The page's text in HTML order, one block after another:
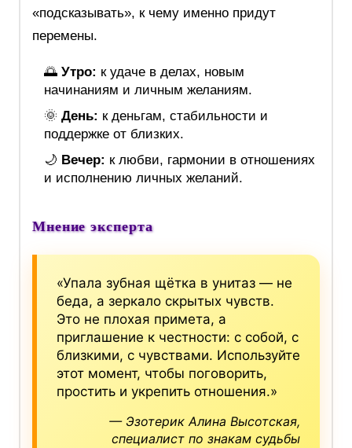
«подсказывать», к чему именно придут
перемены.
🌅 Утро: к удаче в делах, новым
начинаниям и личным желаниям.
🌞 День: к деньгам, стабильности и
поддержке от близких.
🌙 Вечер: к любви, гармонии в отношениях
и исполнению личных желаний.
Мнение эксперта
«Упала зубная щётка в унитаз — не
беда, а зеркало скрытых чувств.
Это не плохая примета, а
приглашение к честности: с собой, с
близкими, с чувствами. Используйте
этот момент, чтобы поговорить,
простить и укрепить отношения.»
— Эзотерик Алина Высотская,
специалист по знакам судьбы